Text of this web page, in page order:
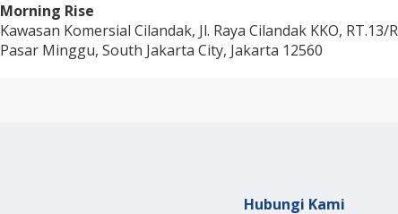
Morning Rise
Kawasan Komersial Cilandak, Jl. Raya Cilandak KKO, RT.13/
Pasar Minggu, South Jakarta City, Jakarta 12560
Hubungi Kami